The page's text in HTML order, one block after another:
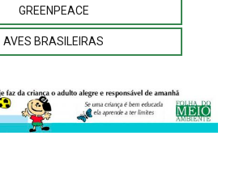
GREENPEACE
AVES BRASILEIRAS